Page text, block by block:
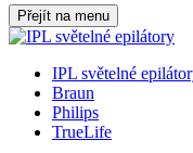
Přejít na menu
IPL světelné
Braun
Philips
TrueLife